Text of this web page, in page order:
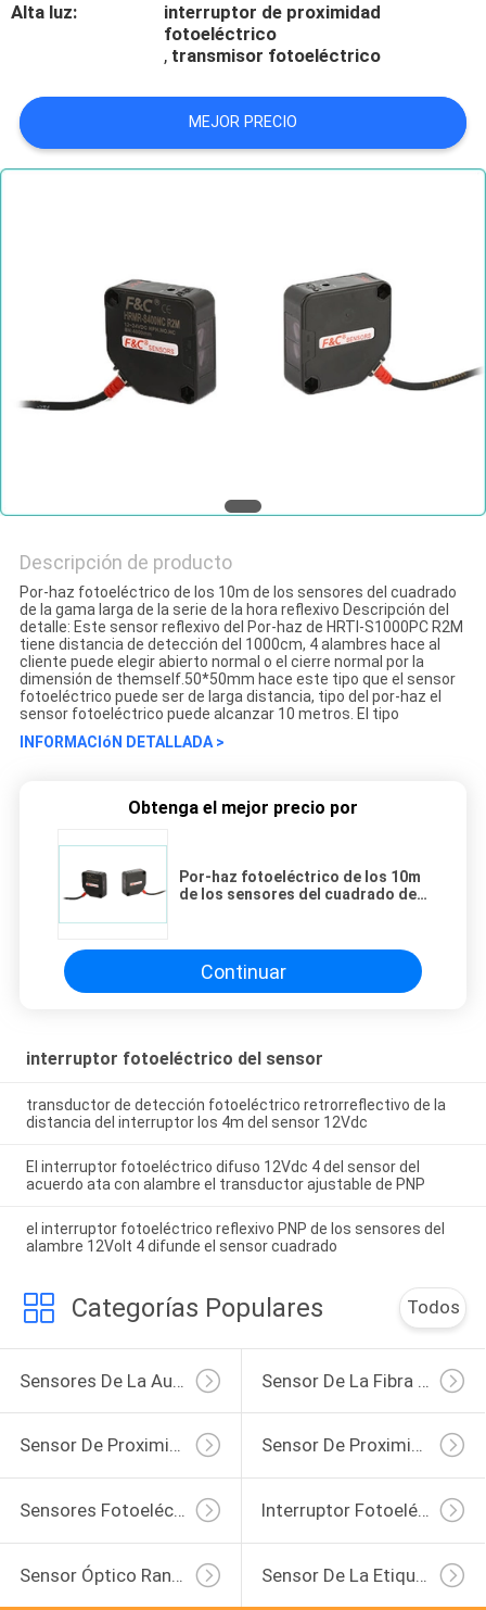
CITA
NOTICIAS
Alta luz:
interruptor de proximidad
fotoeléctrico
, transmisor fotoeléctrico
MEJOR PRECIO
Descripción de producto
Por-haz fotoeléctrico de los 10m de los sensores del cuadrado
de la gama larga de la serie de la hora reflexivo Descripción del
detalle: Este sensor reflexivo del Por-haz de HRTI-S1000PC R2M
tiene distancia de detección del 1000cm, 4 alambres hace al
cliente puede elegir abierto normal o el cierre normal por la
dimensión de themself.50*50mm hace este tipo que el sensor
fotoeléctrico puede ser de larga distancia, tipo del por-haz el
sensor fotoeléctrico puede alcanzar 10 metros. El tipo
INFORMACIóN DETALLADA >
Obtenga el mejor precio por
Por-haz fotoeléctrico de los 10m
de los sensores del cuadrado de
Continuar
interruptor fotoeléctrico del sensor
transductor de detección fotoeléctrico retrorreflectivo de la
distancia del interruptor los 4m del sensor 12Vdc
El interruptor fotoeléctrico difuso 12Vdc 4 del sensor del
acuerdo ata con alambre el transductor ajustable de PNP
el interruptor fotoeléctrico reflexivo PNP de los sensores del
alambre 12Volt 4 difunde el sensor cuadrado
Categorías Populares Todos
Sensor De Proximidad Inductivo Sensor De Proximidad Capacitivo
Sensores Fotoeléctricos Cilíndricos Interruptor Fotoeléctrico Del Sensor